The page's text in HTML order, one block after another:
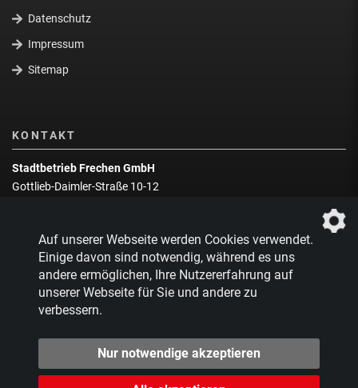
Datenschutz
Impressum
Sitemap
KONTAKT
Stadtbetrieb Frechen GmbH
Gottlieb-Daimler-Straße 10-12
Zentrale:02234 9217-0
Abfallberatung:02234 9217-17
Auf unserer Webseite werden Cookies verwendet.
Einige davon sind notwendig, während es uns
andere ermöglichen, Ihre Nutzererfahrung auf
unserer Webseite für Sie und andere zu
verbessern.
Nur notwendige akzeptieren